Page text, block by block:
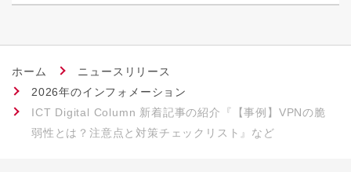
ホーム
ニュースリリース
2026年のインフォメーション
ICT Digital Column 新着記事の紹介『【事例】VPNの脆
弱性とは？注意点と対策チェックリスト』など